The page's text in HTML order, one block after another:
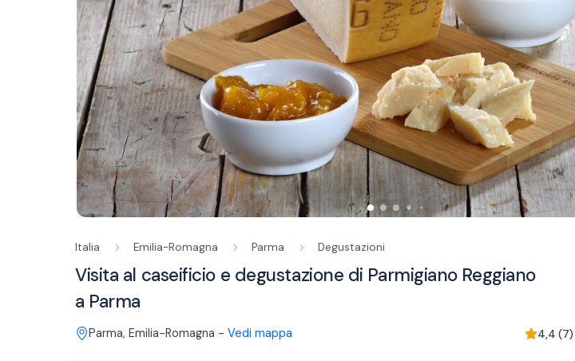
Italia Emilia-Romagna Parma Degustazioni
Visita al caseificio e degustazione di Parmigiano Reggiano
a Parma
Parma, Emilia-Romagna - Vedi mappa 4,4 (7)